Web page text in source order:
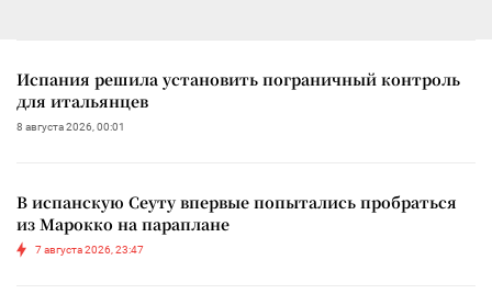
Испания решила установить пограничный контроль
для итальянцев
8 августа 2026, 00:01
В испанскую Сеуту впервые попытались пробраться
из Марокко на параплане
7 августа 2026, 23:47